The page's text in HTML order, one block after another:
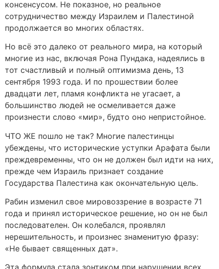
консенсусом. Не показное, но реальное
сотрудничество между Израилем и Палестиной
продолжается во многих областях.
Но всё это далеко от реального мира, на который
многие из нас, включая Рона Пундака, надеялись в
тот счастливый и полный оптимизма день, 13
сентября 1993 года. И по прошествии более
двадцати лет, пламя конфликта не угасает, а
большинство людей не осмеливается даже
произнести слово «мир», будто оно непристойное.
ЧТО ЖЕ пошло не так? Многие палестинцы
убеждены, что исторические уступки Арафата были
преждевременны, что он не должен был идти на них,
прежде чем Израиль признает создание
Государства Палестина как окончательную цель.
Рабин изменил свое мировоззрение в возрасте 71
года и принял историческое решение, но он не был
последователен. Он колебался, проявлял
нерешительность, и произнес знаменитую фразу:
«Не бывает священных дат».